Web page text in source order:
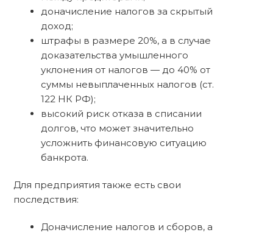
доначисление налогов за скрытый
доход;
штрафы в размере 20%, а в случае
доказательства умышленного
уклонения от налогов — до 40% от
суммы невыплаченных налогов (ст.
122 НК РФ);
высокий риск отказа в списании
долгов, что может значительно
усложнить финансовую ситуацию
банкрота.
Для предприятия также есть свои
последствия:
Доначисление налогов и сборов, а